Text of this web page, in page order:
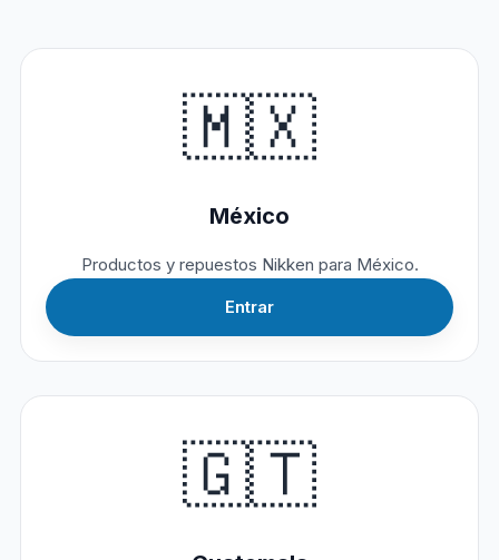
🇲🇽
México
Productos y repuestos Nikken para México.
Entrar
🇬🇹